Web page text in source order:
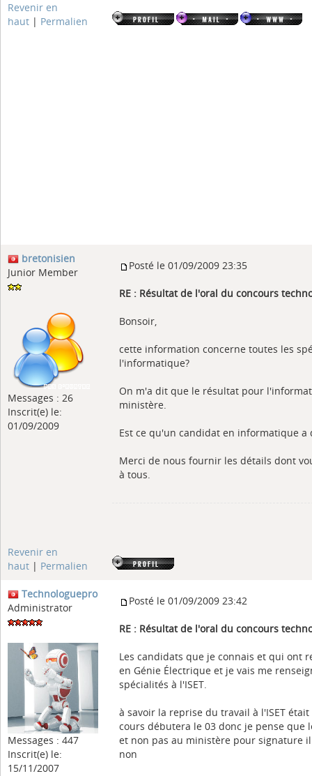
Revenir en
haut | Permalien
bretonisien
Junior Member
Messages : 26
Inscrit(e) le:
01/09/2009
Posté le 01/09/2009 23:35
RE : Résultat de l'oral du concours
Bonsoir,
cette information concerne toutes les
l'informatique?
On m'a dit que le résultat pour
ministère.
Est ce qu'un candidat en informatique a
Merci de nous fournir les détails dont
à tous.
Revenir en
haut | Permalien
Technologuepro
Administrator
Messages : 447
Inscrit(e) le:
15/11/2007
Posté le 01/09/2009 23:42
RE : Résultat de l'oral du concours
Les candidats que je connais et qui ont
en Génie Électrique et je vais me
spécialités à l'ISET.
à savoir la reprise du travail à l'ISET
cours débutera le 03 donc je pense que
et non pas au ministère pour signature
non